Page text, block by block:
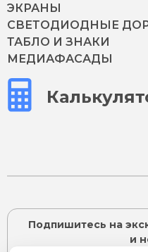
ЭКРАНЫ
СВЕТОДИОДНЫЕ
ТАБЛО И ЗНАКИ
МЕДИАФАСАДЫ
Подпишитесь на
и